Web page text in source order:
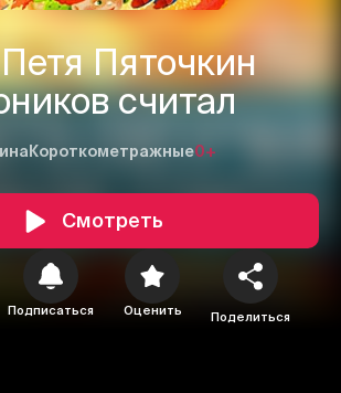
Пяточкин
считал
Короткометражные0+
Смотреть
Подписаться Оценить Поделиться
1 2